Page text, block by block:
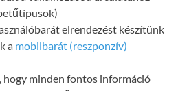
elrendezést készítünk
a mobilbarát (reszponzív)
hogy minden fontos információ